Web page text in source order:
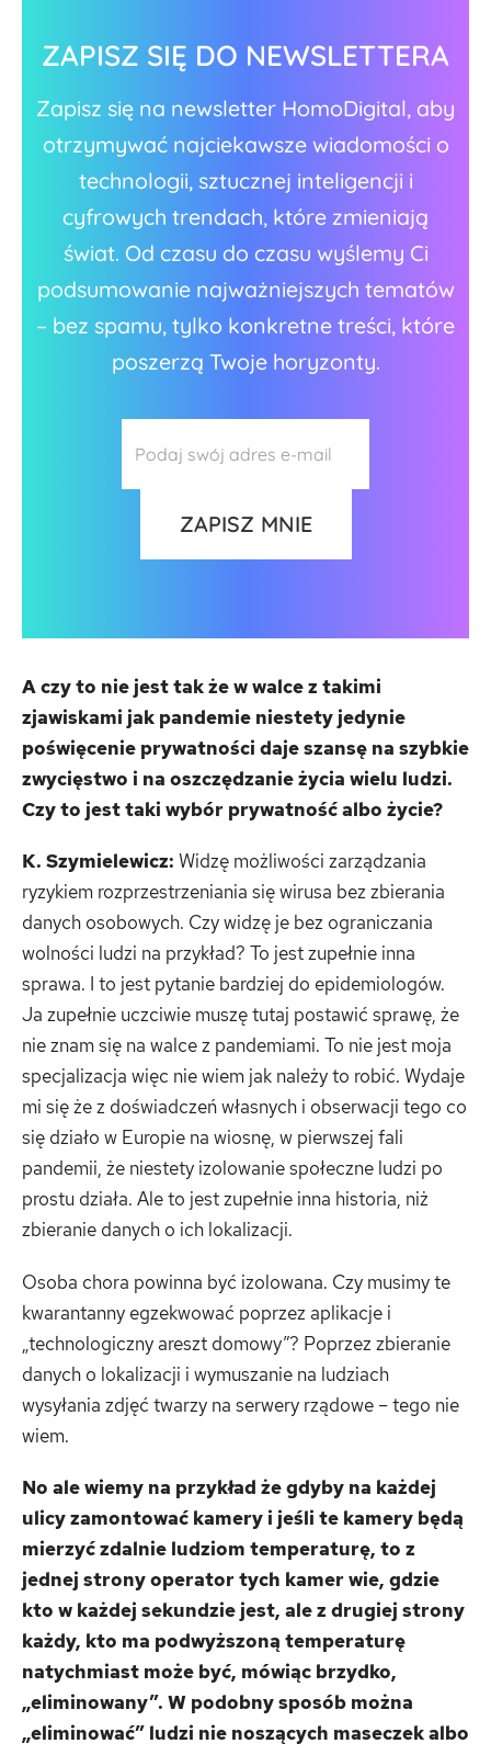
ZAPISZ SIĘ DO NEWSLETTERA
Zapisz się na newsletter HomoDigital, aby
otrzymywać najciekawsze wiadomości o
technologii, sztucznej inteligencji i
cyfrowych trendach, które zmieniają
świat. Od czasu do czasu wyślemy Ci
podsumowanie najważniejszych tematów
– bez spamu, tylko konkretne treści, które
poszerzą Twoje horyzonty.
A czy to nie jest tak że w walce z takimi
zjawiskami jak pandemie niestety jedynie
poświęcenie prywatności daje szansę na szybkie
zwycięstwo i na oszczędzanie życia wielu ludzi.
Czy to jest taki wybór prywatność albo życie?
K. Szymielewicz: Widzę możliwości zarządzania
ryzykiem rozprzestrzeniania się wirusa bez zbierania
danych osobowych. Czy widzę je bez ograniczania
wolności ludzi na przykład? To jest zupełnie inna
sprawa. I to jest pytanie bardziej do epidemiologów.
Ja zupełnie uczciwie muszę tutaj postawić sprawę, że
nie znam się na walce z pandemiami. To nie jest moja
specjalizacja więc nie wiem jak należy to robić. Wydaje
mi się że z doświadczeń własnych i obserwacji tego co
się działo w Europie na wiosnę, w pierwszej fali
pandemii, że niestety izolowanie społeczne ludzi po
prostu działa. Ale to jest zupełnie inna historia, niż
zbieranie danych o ich lokalizacji.
Osoba chora powinna być izolowana. Czy musimy te
kwarantanny egzekwować poprzez aplikacje i
„technologiczny areszt domowy”? Poprzez zbieranie
danych o lokalizacji i wymuszanie na ludziach
wysyłania zdjęć twarzy na serwery rządowe – tego nie
wiem.
No ale wiemy na przykład że gdyby na każdej
ulicy zamontować kamery i jeśli te kamery będą
mierzyć zdalnie ludziom temperaturę, to z
jednej strony operator tych kamer wie, gdzie
kto w każdej sekundzie jest, ale z drugiej strony
każdy, kto ma podwyższoną temperaturę
natychmiast może być, mówiąc brzydko,
„eliminowany”. W podobny sposób można
„eliminować” ludzi nie noszących maseczek albo